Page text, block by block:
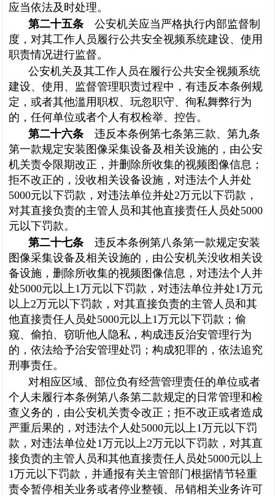
应当依法及时处理。
第二十五条 公安机关应当严格执行内部监督制
度，对其工作人员履行公共安全视频系统建设、使用
职责情况进行监督。
公安机关及其工作人员在履行公共安全视频系统
建设、使用、监督管理职责过程中，有违反本条例规
定，或者其他滥用职权、玩忽职守、徇私舞弊行为
的，任何单位或者个人有权检举、控告。
第二十六条 违反本条例第七条第三款、第九条
第一款规定安装图像采集设备及相关设施的，由公安
机关责令限期改正，并删除所收集的视频图像信息；
拒不改正的，没收相关设备设施，对违法个人并处
5000元以下罚款，对违法单位并处2万元以下罚款，
对其直接负责的主管人员和其他直接责任人员处5000
元以下罚款。
第二十七条 违反本条例第八条第一款规定安装
图像采集设备及相关设施的，由公安机关没收相关设
备设施，删除所收集的视频图像信息，对违法个人并
处5000元以上1万元以下罚款，对违法单位并处1万元
以上2万元以下罚款，对其直接负责的主管人员和其
他直接责任人员处5000元以上1万元以下罚款；偷
窥、偷拍、窃听他人隐私，构成违反治安管理行为
的，依法给予治安管理处罚；构成犯罪的，依法追究
刑事责任。
对相应区域、部位负有经营管理责任的单位或者
个人未履行本条例第八条第二款规定的日常管理和检
查义务的，由公安机关责令改正；拒不改正或者造成
严重后果的，对违法个人处5000元以上1万元以下罚
款，对违法单位处1万元以上2万元以下罚款，对其直
接负责的主管人员和其他直接责任人员处5000元以上
1万元以下罚款，并通报有关主管部门根据情节轻重
责令暂停相关业务或者停业整顿、吊销相关业务许可